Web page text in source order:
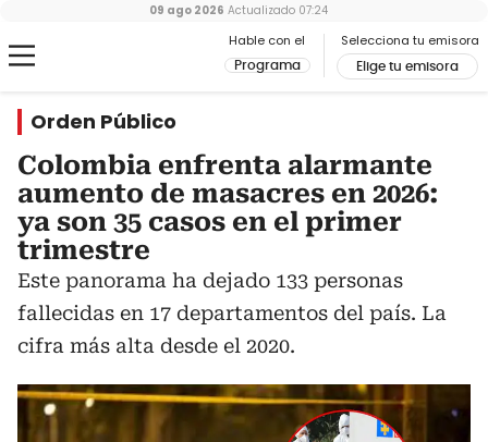
Hable con el
Programa
Selecciona tu emisora
Elige tu emisora
09 ago 2026 Actualizado 07:24
Orden Público
Colombia enfrenta alarmante
aumento de masacres en 2026:
ya son 35 casos en el primer
trimestre
Este panorama ha dejado 133 personas
fallecidas en 17 departamentos del país. La
cifra más alta desde el 2020.